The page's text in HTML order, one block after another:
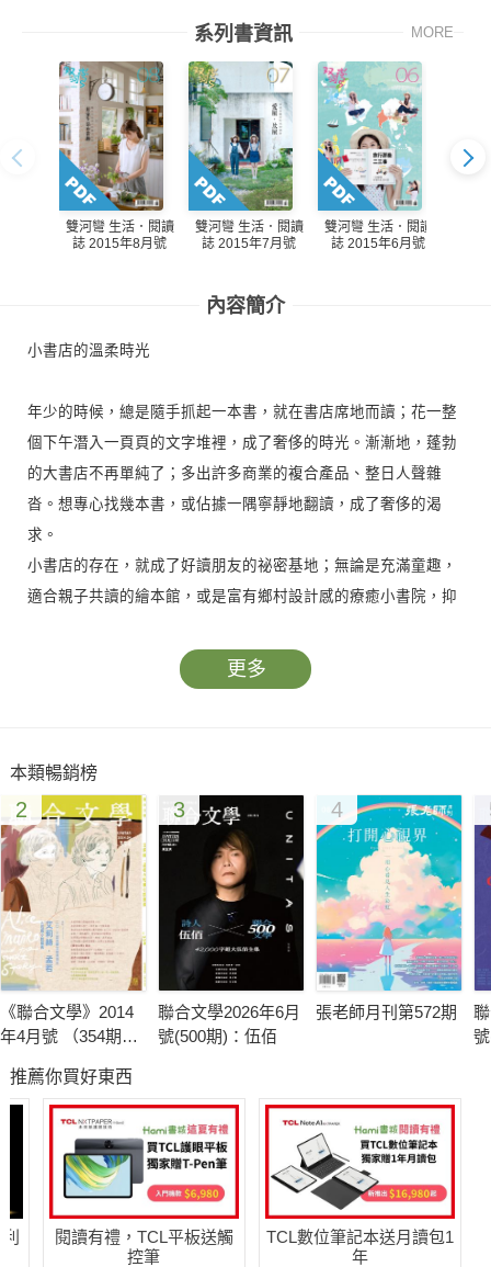
系列書資訊 MORE
雙河彎 生活．閱讀
誌 2015年8月號
雙河彎 生活．閱讀
誌 2015年7月號
雙河彎 生活．閱讀
誌 2015年6月號
內容簡介
小書店的溫柔時光
年少的時候，總是隨手抓起一本書，就在書店席地而讀；花一整
個下午潛入一頁頁的文字堆裡，成了奢侈的時光。漸漸地，蓬勃
的大書店不再單純了；多出許多商業的複合產品、整日人聲雜
沓。想專心找幾本書，或佔據一隅寧靜地翻讀，成了奢侈的渴
求。
小書店的存在，就成了好讀朋友的祕密基地；無論是充滿童趣，
適合親子共讀的繪本館，或是富有鄉村設計感的療癒小書院，抑
這個月《雙河彎》邀請了花栗鼠繪本館、晴耕雨讀小書院和三餘
《雙河彎》四月號｜從文字裡，讀出一座城市。
更多
本類暢銷榜
2
《聯合文學》2014
年4月號 （354期）
篇小說藝術
3
聯合文學2026年6月
號(500期)：伍佰
4
張老師月刊第572期
推薦你買好東西
閱讀有禮，TCL平板送觸
控筆
TCL數位筆記本送月讀包1
年